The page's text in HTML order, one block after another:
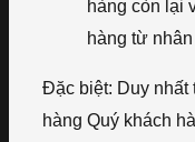
hàng còn lại
hàng từ
Đặc biệt: Duy nhất
hàng Quý khách